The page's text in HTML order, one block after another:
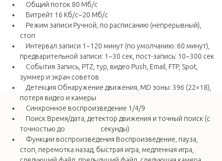
Общий поток 80 Mб/с
Битрейт 16 Kб/с~20 Мб/с
Режим записи Ручной, по расписанию (непрерывный),
стоп
Интервал записи 1~120 минут (по умолчанию: 60 минут),
предварительной записи: 1~30 сек, пост-запись: 10~300 сек
События Запись, PTZ, тур, видео Push, Email, FTP, Spot,
зуммер и экран советов
Детекция Обнаружение движения, MD зоны: 396 (22×18),
потеря видео и камеры
Синхронное воспроизведение 1/4/9
Поиск Время/дата, детектор движения и точный поиск (с
точностью до секунды)
Функции воспроизведения Воспроизведение, пауза,
стоп, перемотка назад, быстрая игра, медленная игра,